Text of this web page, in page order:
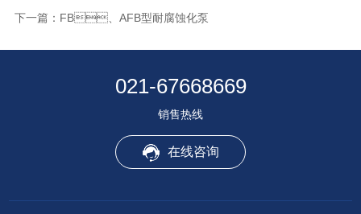
下一篇： FB、AFB型耐腐蚀化泵
021-67668669
销售热线
在线咨询